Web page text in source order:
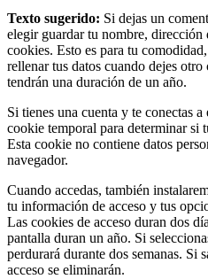
Texto sugerido: Si dejas un
elegir guardar tu nombre,
cookies. Esto es para tu
rellenar tus datos cuando dejes
tendrán una duración de un año.
Si tienes una cuenta y te conectas
cookie temporal para determinar si
Esta cookie no contiene datos
navegador.
Cuando accedas, también
tu información de acceso y tus
Las cookies de acceso duran dos
pantalla duran un año. Si
perdurará durante dos semanas. Si
acceso se eliminarán.